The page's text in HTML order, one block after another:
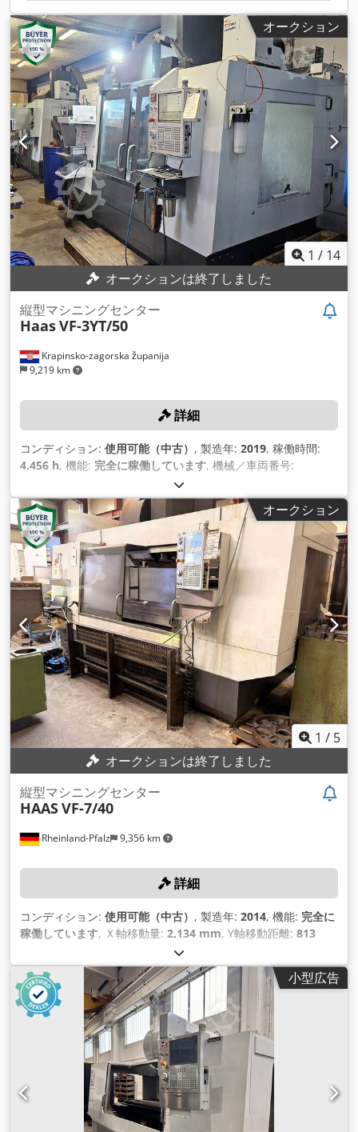
オークション
1 / 14
オークションは終了しました
Krapinsko-zagorska županija
9,219 km
縦型マシニングセンター
HaasVF-3YT/50
詳細
コンディション: 使用可能（中古） , 製造年: 2019, 稼働時間:
4,456 h, 機能: 完全に稼働しています, 機械／車両番号:
1,016 mm
移動距離:635 mm, ワーク重量（最大）:1,814 kg（キログラ
ム）, 主軸回転速度（最大）:10,000 回転/分, オークション
1 / 5
オークションは終了しました
Rheinland-Pfalz 9,356 km
縦型マシニングセンター
HAASVF-7/40
詳細
コンディション: 使用可能（中古） , 製造年: 2014, 機能: 完全に
稼働しています, Ｘ軸移動量: 2,134 mm, Y軸移動距離: 813
, テーブル荷重:
ラム）, 主軸回転速度（最大）:8,100 回転/分,
小型広告